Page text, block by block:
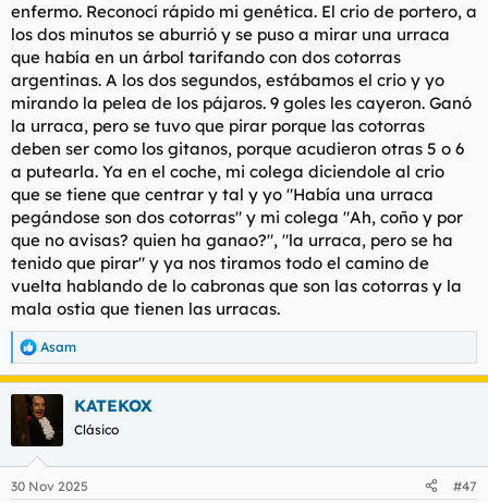
Ellas empezaron metiendo el primero, pero es que después les
cayó un baño que quedaron 12-1 o algo así (o 15-1), la verdad
que no recuerdo. Ninguna de las "campeonas" era mejor uno a
uno que cualquiera de los mantas del equipo de mi hijo, pero
es que su portera directamente era una risión. A partir del 4º ó
5º gol, ellas empezaron a jugar muy sucio: patadas por detrás,
agarrones, piscinazos, etc. Y aún les cayeron otra media
docena de goles, y eso que el entrenador les hacía gestos
continuamente de que aflojaran.
Ayer le enseñé a mi hijo la famosa captura de "a fregar", y
automáticamente me recordó "Aquella vez que jugaron contras
las campeonas mayores y les metieron un baño". No es el caso,
pero esa publicación la podría haber hecho alguno del equipo
de mi hijo, y lo peor de todo es que no le faltaría parte de
razón.
enfermo. Reconocí rápido mi genética. El crio de portero, a
los dos minutos se aburrió y se puso a mirar una urraca
que había en un árbol tarifando con dos cotorras
argentinas. A los dos segundos, estábamos el crio y yo
mirando la pelea de los pájaros. 9 goles les cayeron. Ganó
la urraca, pero se tuvo que pirar porque las cotorras
deben ser como los gitanos, porque acudieron otras 5 o 6
a putearla. Ya en el coche, mi colega diciendole al crio
que se tiene que centrar y tal y yo "Había una urraca
pegándose son dos cotorras" y mi colega "Ah, coño y por
que no avisas? quien ha ganao?", "la urraca, pero se ha
tenido que pirar" y ya nos tiramos todo el camino de
vuelta hablando de lo cabronas que son las cotorras y la
mala ostia que tienen las urracas.
R
e
a
e
Asam
KATEKOX
Clásico
30 Nov 2025 #47